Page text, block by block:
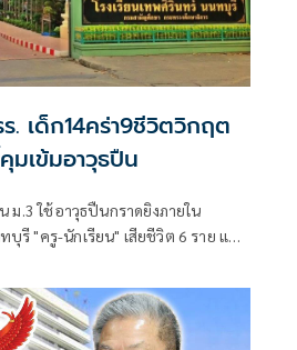
. เด็ก14คร่า9ชีวิตวิกฤต
เข้มอาวุธปืน
ม.3 ใช้อาวุธปืนกราดยิงภายใน